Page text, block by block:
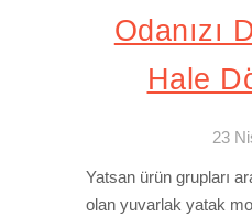
Odanızı
Hale
23
Yatsan ürün grupları
olan yuvarlak yatak